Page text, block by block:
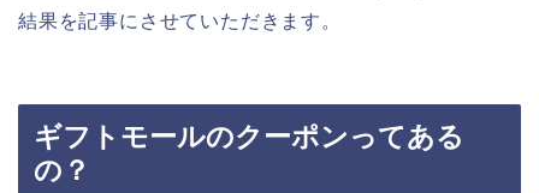
結果を記事にさせていただきます。
ギフトモールのクーポンってある
の？